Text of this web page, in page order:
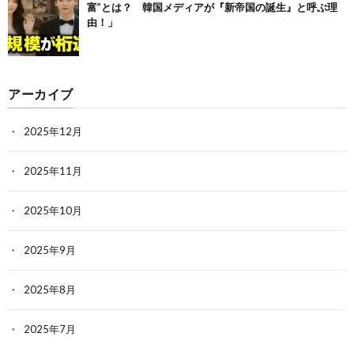
富”とは？ 韓国メディアが『新帝国の誕生』と呼ぶ理
由！」
アーカイブ
2025年12月
2025年11月
2025年10月
2025年9月
2025年8月
2025年7月